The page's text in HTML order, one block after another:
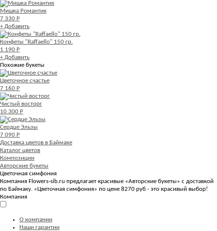
Мишка Романтик
7 330 Р
+ Добавить
Конфеты "Raffaello" 150 гр.
1 190 Р
+ Добавить
Похожие букеты
Цветочное счастье
7 160 Р
Чистый восторг
10 300 Р
Сердце Эльзы
7 090 Р
Доставка цветов в Баймаке
Каталог цветов
Композиции
Авторские букеты
Цветочная симфония
Компания Flowers-sib.ru предлагает красивые «Авторские букеты» с доставкой
по Баймаку. «Цветочная симфония» по цене 8270 руб - это красивый выбор!
Компания
О компании
Наши гарантии